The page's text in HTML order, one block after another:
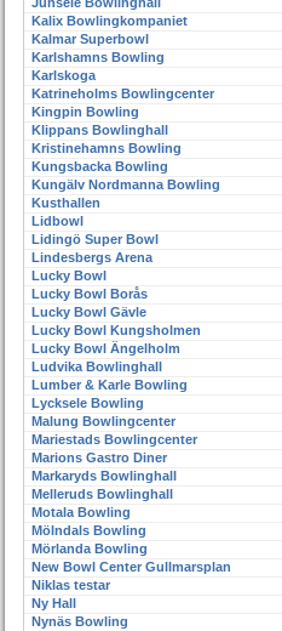
Kalix Bowlingkompaniet
Kalmar Superbowl
Karlshamns Bowling
Karlskoga
Katrineholms Bowlingcenter
Kingpin Bowling
Klippans Bowlinghall
Kristinehamns Bowling
Kungsbacka Bowling
Kungälv Nordmanna Bowling
Kusthallen
Lidbowl
Lidingö Super Bowl
Lindesbergs Arena
Lucky Bowl
Lucky Bowl Borås
Lucky Bowl Gävle
Lucky Bowl Kungsholmen
Lucky Bowl Ängelholm
Ludvika Bowlinghall
Lumber & Karle Bowling
Lycksele Bowling
Malung Bowlingcenter
Mariestads Bowlingcenter
Marions Gastro Diner
Markaryds Bowlinghall
Melleruds Bowlinghall
Motala Bowling
Mölndals Bowling
Mörlanda Bowling
New Bowl Center Gullmarsplan
Niklas testar
Ny Hall
Nynäs Bowling